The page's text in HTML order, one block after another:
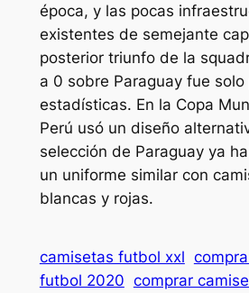
época, y las pocas
existentes de semejante
posterior triunfo de la
a 0 sobre Paraguay fue solo
estadísticas. En la Copa
Perú usó un diseño
selección de Paraguay ya
un uniforme similar con
blancas y rojas.
camisetas futbol xxl
futbol 2020 comprar